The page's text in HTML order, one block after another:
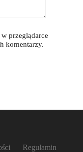
przeglądarce
komentarzy.
Regulamin